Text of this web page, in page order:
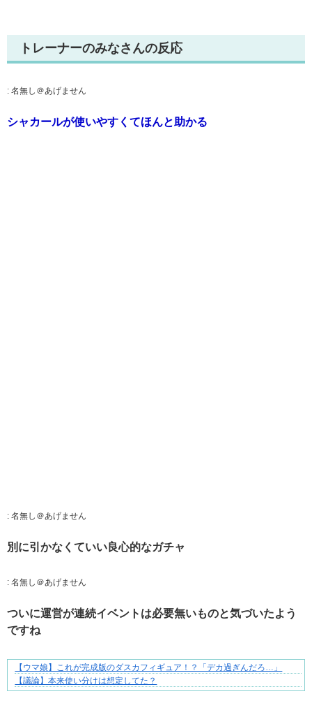
トレーナーのみなさんの反応
: 名無し＠あげません
シャカールが使いやすくてほんと助かる
: 名無し＠あげません
別に引かなくていい良心的なガチャ
: 名無し＠あげません
ついに運営が連続イベントは必要無いものと気づいたよう
ですね
知らない土地で、主婦は孤独になる
【ウマ娘】これが完成版のダスカフィギュア！？「デカ過ぎんだろ…」
【議論】本来使い分けは想定してた？